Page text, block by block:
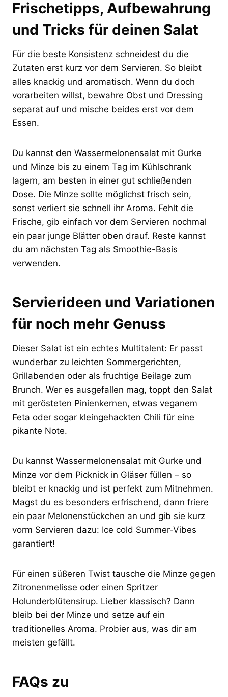
Frischetipps, Aufbewahrung
und Tricks für deinen Salat
Für die beste Konsistenz schneidest du die
Zutaten erst kurz vor dem Servieren. So bleibt
alles knackig und aromatisch. Wenn du doch
vorarbeiten willst, bewahre Obst und Dressing
separat auf und mische beides erst vor dem
Essen.
Du kannst den Wassermelonensalat mit Gurke
und Minze bis zu einem Tag im Kühlschrank
lagern, am besten in einer gut schließenden
Dose. Die Minze sollte möglichst frisch sein,
sonst verliert sie schnell ihr Aroma. Fehlt die
Frische, gib einfach vor dem Servieren nochmal
ein paar junge Blätter oben drauf. Reste kannst
du am nächsten Tag als Smoothie-Basis
verwenden.
Servierideen und Variationen
für noch mehr Genuss
Dieser Salat ist ein echtes Multitalent: Er passt
wunderbar zu leichten Sommergerichten,
Grillabenden oder als fruchtige Beilage zum
Brunch. Wer es ausgefallen mag, toppt den Salat
mit gerösteten Pinienkernen, etwas veganem
Feta oder sogar kleingehackten Chili für eine
pikante Note.
Du kannst Wassermelonensalat mit Gurke und
Minze vor dem Picknick in Gläser füllen – so
bleibt er knackig und ist perfekt zum Mitnehmen.
Magst du es besonders erfrischend, dann friere
ein paar Melonenstückchen an und gib sie kurz
vorm Servieren dazu: Ice cold Summer-Vibes
garantiert!
Für einen süßeren Twist tausche die Minze gegen
Zitronenmelisse oder einen Spritzer
Holunderblütensirup. Lieber klassisch? Dann
bleib bei der Minze und setze auf ein
traditionelles Aroma. Probier aus, was dir am
meisten gefällt.
FAQs zu